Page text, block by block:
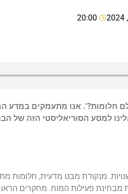
20:00
חלומות?'. אנו מתעמקים במדע
למסע הסוריאליסטי הזה של
מנקודת מבט מדעית, חלומות